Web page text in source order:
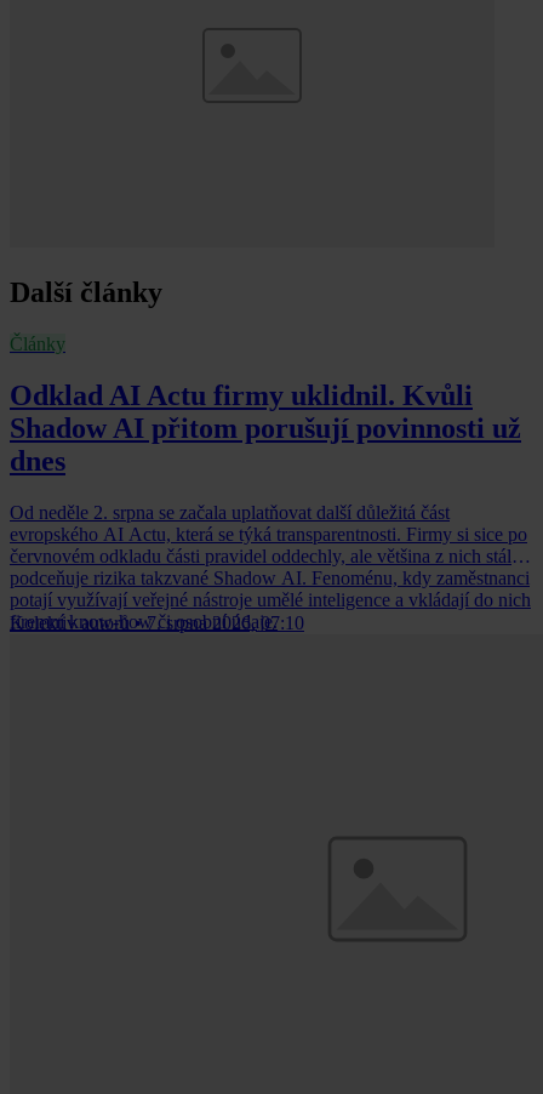
Další články
Články
Odklad AI Actu firmy uklidnil. Kvůli
Shadow AI přitom porušují povinnosti už
dnes
Od neděle 2. srpna se začala uplatňovat další důležitá část
evropského AI Actu, která se týká transparentnosti. Firmy si sice po
červnovém odkladu části pravidel oddechly, ale většina z nich stále
podceňuje rizika takzvané Shadow AI. Fenoménu, kdy zaměstnanci
potají využívají veřejné nástroje umělé inteligence a vkládají do nich
firemní know-how či osobní údaje.
Kolektiv autorů • 7. srpna 2026, 07:10